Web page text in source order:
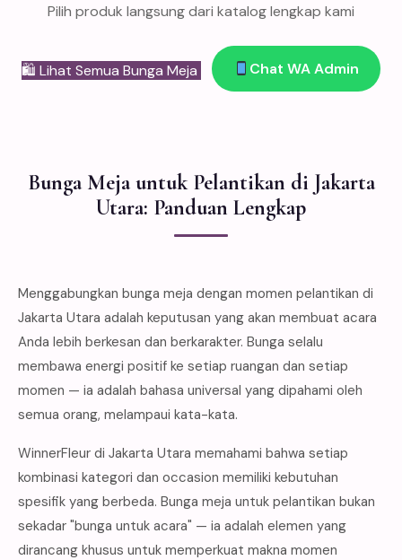
Pilih produk langsung dari katalog lengkap kami
🛍 Lihat Semua Bunga Meja Chat WA Admin
Bunga Meja untuk Pelantikan di Jakarta
Utara: Panduan Lengkap
Menggabungkan bunga meja dengan momen pelantikan di
Jakarta Utara adalah keputusan yang akan membuat acara
Anda lebih berkesan dan berkarakter. Bunga selalu
membawa energi positif ke setiap ruangan dan setiap
momen — ia adalah bahasa universal yang dipahami oleh
semua orang, melampaui kata-kata.
WinnerFleur di Jakarta Utara memahami bahwa setiap
kombinasi kategori dan occasion memiliki kebutuhan
spesifik yang berbeda. Bunga meja untuk pelantikan bukan
sekadar "bunga untuk acara" — ia adalah elemen yang
dirancang khusus untuk memperkuat makna momen